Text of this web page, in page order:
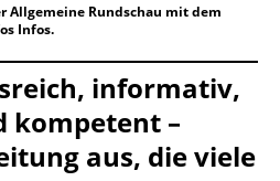
Allgemeine Rundschau mit dem
Infos.
informativ,
kompetent –
aus, die viele